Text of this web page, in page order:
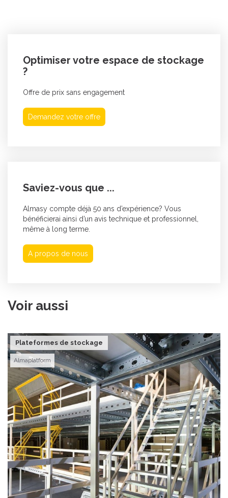
Optimiser votre espace de stockage
?
Offre de prix sans engagement
Demandez votre offre
Saviez-vous que ...
Almasy compte déjà 50 ans d’expérience? Vous
bénéficierai ainsi d’un avis technique et professionnel,
même à long terme.
A propos de nous
Voir aussi
Plateformes de stockage
Almaplatform